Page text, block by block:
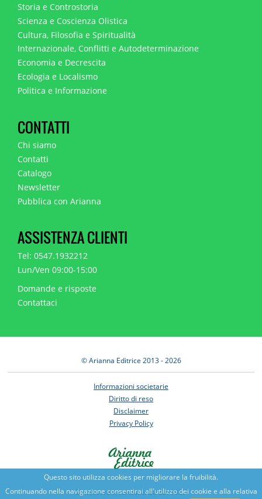
Questo sito utilizza cookies per migliorare la fruibilità.
Continuando nella navigazione consentirai all'utilizzo dei cookie e alla relativa
Storia e Controstoria
Scienza e Coscienza Olistica
Cultura, Filosofia e Spiritualità
Internazionale, Conflitti e Autodeterminazione
Economia e Decrescita
Ecologia e Localismo
Politica e Informazione
CONTATTI
Chi siamo
Contatti
Catalogo
Newsletter
Pubblica con Arianna
ASSISTENZA CLIENTI
Tel: 0547.1932212
Lun/Ven 09:00-15:00
Domande e risposte
Contattaci
© Arianna Editrice 2013 - 2026
Informazioni societarie
Diritto di reso
Disclaimer
Privacy Policy
Benessere e conoscenza dal 1987